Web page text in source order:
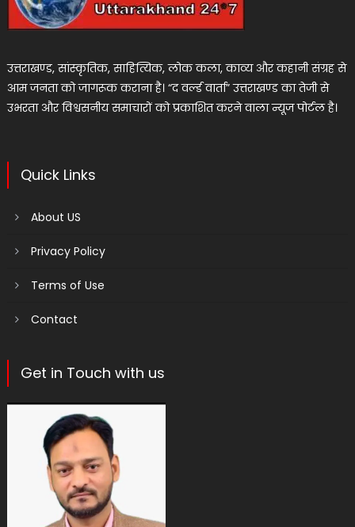
उत्तराखण्ड, सांस्कृतिक, साहित्यिक, लोक कला, काव्य और कहानी संग्रह से
आम जनता को जागरूक कराना है। “द वर्ल्ड वार्ता” उत्तराखण्ड का तेजी से
उभरता और विश्वसनीय समाचारों को प्रकाशित करने वाला न्यूज पोर्टल है।
Quick Links
About US
Privacy Policy
Terms of Use
Contact
Get in Touch with us